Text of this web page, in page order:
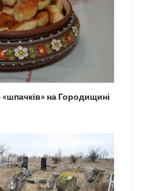
на Городищині